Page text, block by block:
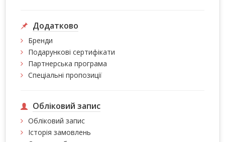
Додатково
Бренди
Подарункові сертифікати
Партнерська програма
Спеціальні пропозиції
Обліковий запис
Обліковий запис
Історія замовлень